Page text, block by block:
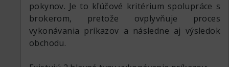
pokynov. Je to kľúčové kritérium spolupráce s
brokerom, pretože ovplyvňuje proces
vykonávania príkazov a následne aj výsledok
obchodu.